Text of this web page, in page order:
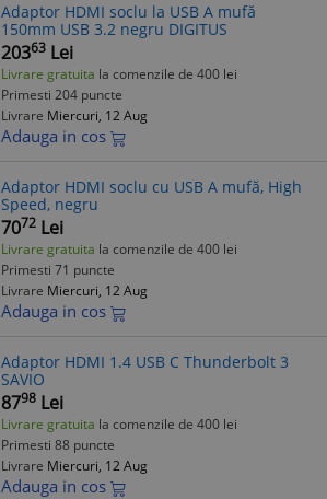
Adaptor HDMI soclu la USB A mufă
150mm USB 3.2 negru DIGITUS
20363 Lei
Livrare gratuita la comenzile de 400 lei
Primesti 204 puncte
Livrare Miercuri, 12 Aug
Adauga in cos
Adaptor HDMI soclu cu USB A mufă, High
Speed, negru
7072 Lei
Livrare gratuita la comenzile de 400 lei
Primesti 71 puncte
Livrare Miercuri, 12 Aug
Adauga in cos
Adaptor HDMI 1.4 USB C Thunderbolt 3
SAVIO
8798 Lei
Livrare gratuita la comenzile de 400 lei
Primesti 88 puncte
Livrare Miercuri, 12 Aug
Adauga in cos